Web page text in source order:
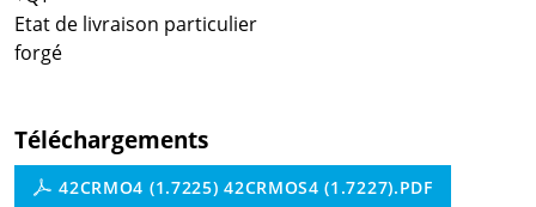
Etat de livraison particulier
forgé
Téléchargements
42CRMO4 (1.7225) 42CRMOS4 (1.7227).PDF